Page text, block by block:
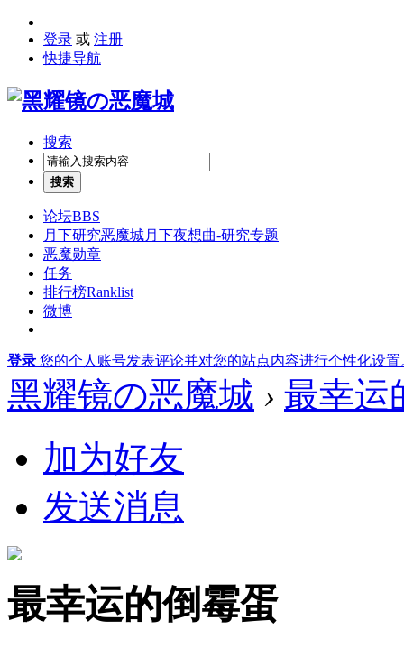
登录 或 注册
快捷导航
搜索
搜索
论坛BBS
月下研究恶魔城月下夜想曲-研究专题
恶魔勋章
任务
排行榜Ranklist
微博
登录 您的个人账号发表评论并对您的站点内容进行个性化设置
黑耀镜の恶魔城 › 最幸运
加为好友
发送消息
最幸运的倒霉蛋